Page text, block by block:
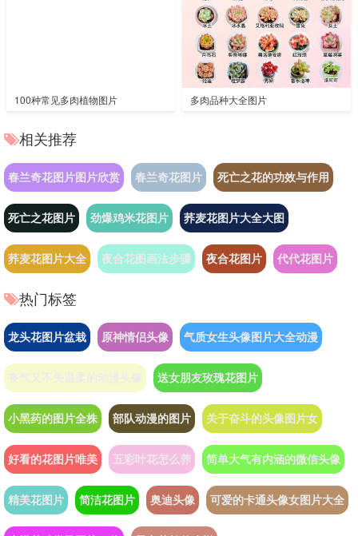
100种常见多肉植物图片 多肉品种大全图片
相关推荐
春兰奇花图片图片欣赏 春兰奇花图片 死亡之花的功效与作用
死亡之花图片 劲爆鸡米花图片 荞麦花图片大全大图
荞麦花图片大全 夜合花图画法步骤 夜合花图片 代代花图片
热门标签
龙头花图片盆栽 原神情侣头像 气质女生头像图片大全动漫
丧气又不失温柔的动漫头像 送女朋友玫瑰花图片
小黑药的图片全株 部队动漫的图片 关于奋斗的头像图片女
好看的花图片唯美 五彩叶花怎么养 简单大气有内涵的微信头像
精美花图片 简洁花图片 奥迪头像 可爱的卡通头像女图片大全